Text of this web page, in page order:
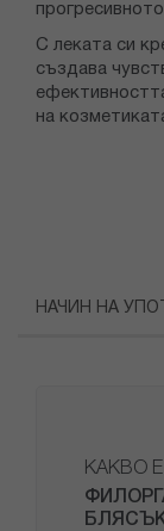
С леката си
създава
на
НАЧИН НА
КАКВО